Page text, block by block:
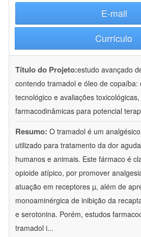
E-mail
Currículo
Título do Projeto:estudo avançado
contendo tramadol e óleo de copaíba:
tecnológico e avaliações
farmacodinâmicas para potencial
Resumo: O tramadol é um
utilizado para tratamento da dor
humanos e animais. Este fármaco é
opioide atípico, por promover
atuação em receptores µ, além de
monoaminérgica de inibição da
e serotonina. Porém, estudos
tramadol i...